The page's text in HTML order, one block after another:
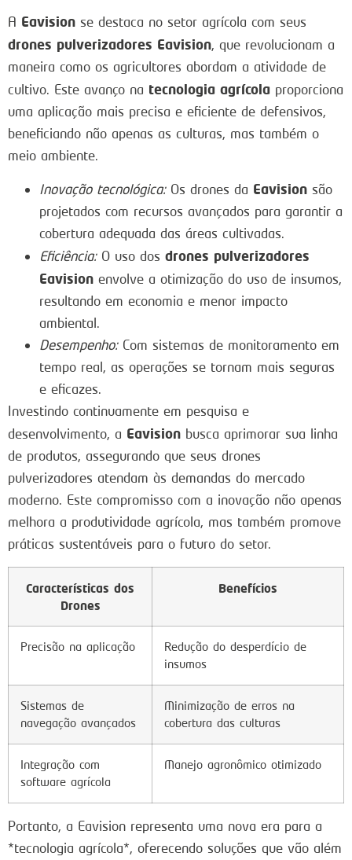
A Eavision se destaca no setor agrícola com seus
drones pulverizadores Eavision, que revolucionam a
maneira como os agricultores abordam a atividade de
cultivo. Este avanço na tecnologia agrícola proporciona
uma aplicação mais precisa e eficiente de defensivos,
beneficiando não apenas as culturas, mas também o
meio ambiente.
Inovação tecnológica:Os drones da Eavision são
projetados com recursos avançados para garantir a
cobertura adequada das áreas cultivadas.
Eficiência:O uso dos drones pulverizadores
Eavision envolve a otimização do uso de insumos,
resultando em economia e menor impacto
ambiental.
Desempenho:Com sistemas de monitoramento em
tempo real, as operações se tornam mais seguras
e eficazes.
Investindo continuamente em pesquisa e
desenvolvimento, a Eavision busca aprimorar sua linha
de produtos, assegurando que seus drones
pulverizadores atendam às demandas do mercado
moderno. Este compromisso com a inovação não apenas
melhora a produtividade agrícola, mas também promove
práticas sustentáveis para o futuro do setor.
Características dos
Drones
Benefícios
Precisão na aplicação
Redução do desperdício de
insumos
Sistemas de
navegação avançados
Minimização de erros na
cobertura das culturas
Integração com
software agrícola
Manejo agronômico otimizado
Portanto, a Eavision representa uma nova era para a
*tecnologia agrícola*, oferecendo soluções que vão além